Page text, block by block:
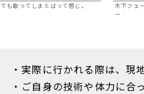
でも取ってしまえばって感じ。
木下フェ
ー
・実際に行かれる際は、現
・ご自身の技術や体力に合